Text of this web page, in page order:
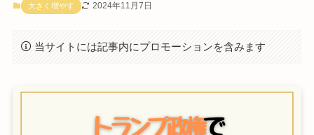
大きく増やす 2024年11月7日
当サイトには記事内にプロモーションを含みます